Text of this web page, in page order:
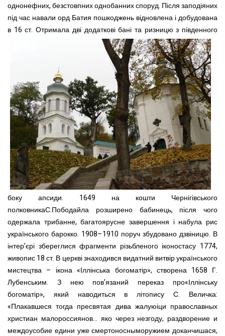
однонефних, безстовпних однобанних споруд. Після заподіяних
під час навали орд Батия пошкоджень відновлена і добудована
в 16 ст. Отримала дві додаткові бані та ризницю з південного
боку апсиди. 1649 на кошти Чернігівського
полковникаС.Пободайла розширено бабинець, після чого
одержала трибанне, багатоярусне завершення і набула рис
українського барокко. 1908–1910 поруч збудовано дзвіницю. В
інтер’єрі збереглися фрагменти різьбленого іконостасу 1774,
живопис 18 ст. В церкві знаходився видатний витвір українського
мистецтва – ікона «Іллінська богоматір», створена 1658 Г.
Лубенським. З нею пов’язаний переказ про«Іллінську
богоматір», який наводиться в літопису С. Величка:
«Плакавшеся тогда пресвятая дива жалуюіци православных
христиан малороссиянов... яко через незгоду, раздворение и
междоусобие едини уже смертоносныморужием доканчишася,